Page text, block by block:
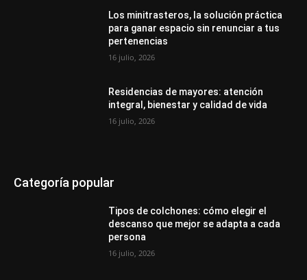
Los minitrasteros, la solución práctica
para ganar espacio sin renunciar a tus
pertenencias
16 julio, 2026
Residencias de mayores: atención
integral, bienestar y calidad de vida
16 julio, 2026
Categoría popular
Tipos de colchones: cómo elegir el
descanso que mejor se adapta a cada
persona
16 julio, 2026